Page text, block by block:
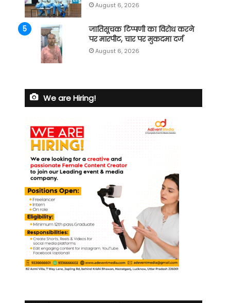
August 6, 2026
जातिसूचक टिप्पणी का विरोध करने
पर मारपीट, चार पर मुकदमा दर्ज
August 6, 2026
We are Hiring!